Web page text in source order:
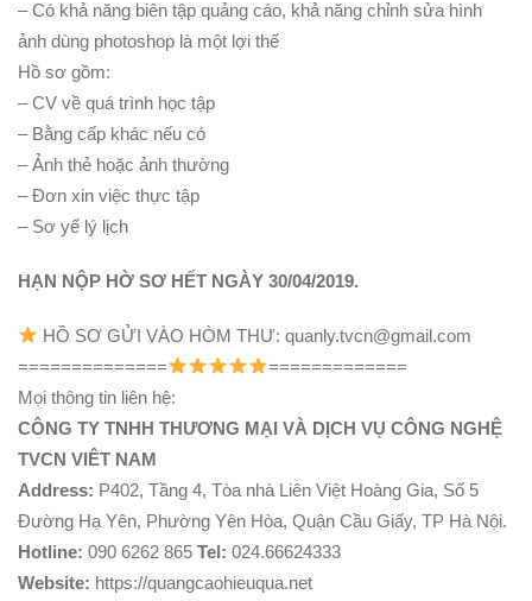
– Có khả năng biên tập quảng cáo, khả năng chỉnh sửa hình
ảnh dùng photoshop là một lợi thế
Hồ sơ gồm:
– CV về quá trình học tập
– Bằng cấp khác nếu có
– Ảnh thẻ hoặc ảnh thường
– Đơn xin việc thực tập
– Sơ yế lý lịch
HẠN NỘP HỜ SƠ HẾT NGÀY 30/04/2019.
HỒ SƠ GỬI VÀO HÒM THƯ: quanly.tvcn@gmail.com
==============
=============
Mọi thông tin liên hệ:
CÔNG TY TNHH THƯƠNG MẠI VÀ DỊCH VỤ CÔNG NGHỆ
TVCN VIÊT NAM
Address: P402, Tầng 4, Tòa nhà Liên Việt Hoàng Gia, Số 5
Đường Hạ Yên, Phường Yên Hòa, Quận Cầu Giấy, TP Hà Nội.
Hotline: 090 6262 865 Tel: 024.66624333
Website: https://quangcaohieuqua.net